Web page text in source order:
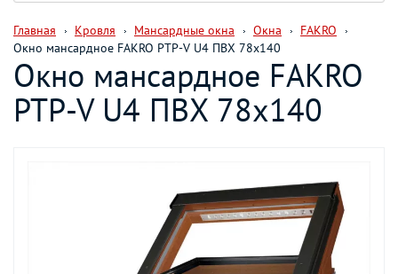
Главная Кровля Мансардные окна Окна
FAKRO
Окно мансардное FAKRO PTP-V U4 ПВХ 78х140
Окно мансардное FAKRO
PTP-V U4 ПВХ 78х140